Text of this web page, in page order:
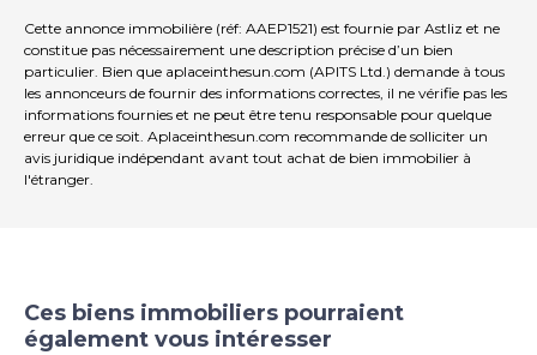
Cette annonce immobilière (réf: AAEP1521) est fournie par Astliz et ne
constitue pas nécessairement une description précise d’un bien
particulier. Bien que aplaceinthesun.com (APITS Ltd.) demande à tous
les annonceurs de fournir des informations correctes, il ne vérifie pas les
informations fournies et ne peut être tenu responsable pour quelque
erreur que ce soit. Aplaceinthesun.com recommande de solliciter un
avis juridique indépendant avant tout achat de bien immobilier à
l'étranger.
Ces biens immobiliers pourraient
également vous intéresser